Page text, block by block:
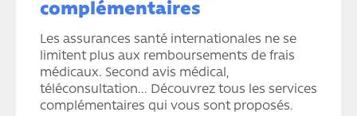
complémentaires
Les assurances santé internationales ne se
limitent plus aux remboursements de frais
médicaux. Second avis médical,
téléconsultation... Découvrez tous les services
complémentaires qui vous sont proposés.